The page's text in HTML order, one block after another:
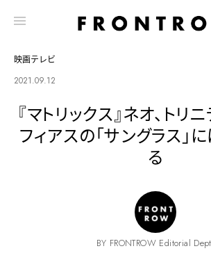
映画テレビ
2021.09.12
『マトリックス』ネオ、トリ
フィアスの「サングラス」
る
BY FRONTROW Editorial